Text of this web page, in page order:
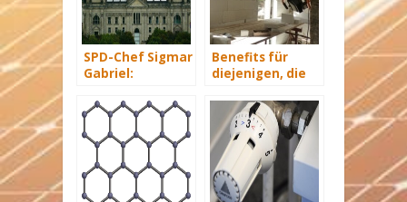
SPD-Chef Sigmar
Gabriel:
„sanften“
Kohlewende
Benefits für
diejenigen, die
sanieren